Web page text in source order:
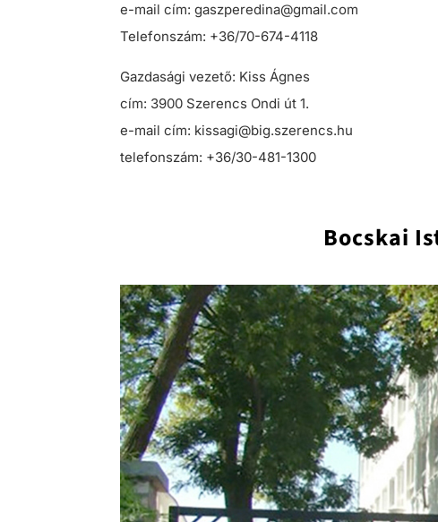
e-mail cím: gaszperedina@gmail.com
Telefonszám: +36/70-674-4118
Gazdasági vezető: Kiss Ágnes
cím: 3900 Szerencs Ondi út 1.
e-mail cím: kissagi@big.szerencs.hu
telefonszám: +36/30-481-1300
Bocskai